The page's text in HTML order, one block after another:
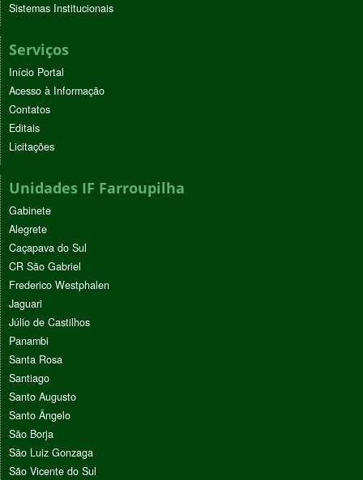
Sistemas Institucionais
Serviços
Início Portal
Acesso à Informação
Contatos
Editais
Licitações
Unidades IF Farroupilha
Gabinete
Alegrete
Caçapava do Sul
CR São Gabriel
Frederico Westphalen
Jaguari
Júlio de Castilhos
Panambi
Santa Rosa
Santiago
Santo Augusto
Santo Ângelo
São Borja
São Luiz Gonzaga
São Vicente do Sul